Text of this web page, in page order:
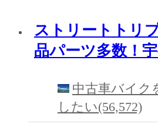
ストリートトリ
品パーツ多数！
中古車バイク
したい(56,572)